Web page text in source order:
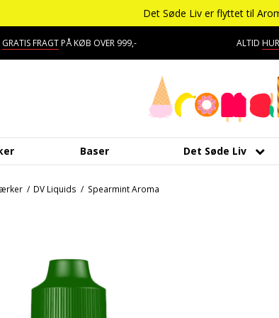
Det Søde Liv er flyttet til
GRATIS FRAGTPÅ KØB OVER 999,- ALTID
Kaffe aroma
Kiwi aroma
Baser Det Søde Liv
/ DV Liquids / Spearmint Aroma